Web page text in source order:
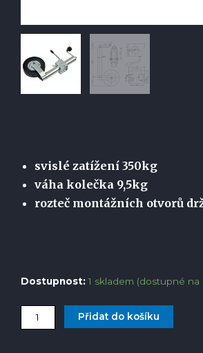
svislé zatížení 350kg
váha kolečka 9,5kg
rozteč montážních otvorů
Dostupnost: 1 skladem (dostupné na
Přidat do košíku